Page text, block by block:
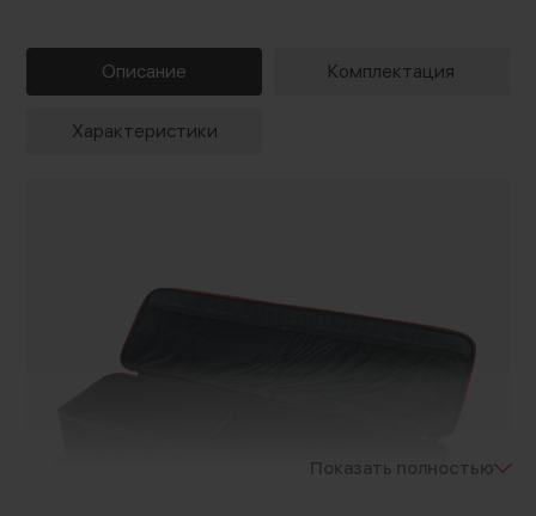
Описание Комплектация
Характеристики
Показать полностью